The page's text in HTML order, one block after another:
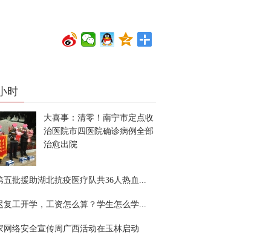
时
大喜事：清零！南宁市定点收
治医院市四医院确诊病例全部
治愈出院
五批援助湖北抗疫医疗队共36人热血...
复工开学，工资怎么算？学生怎么学...
网络安全宣传周广西活动在玉林启动